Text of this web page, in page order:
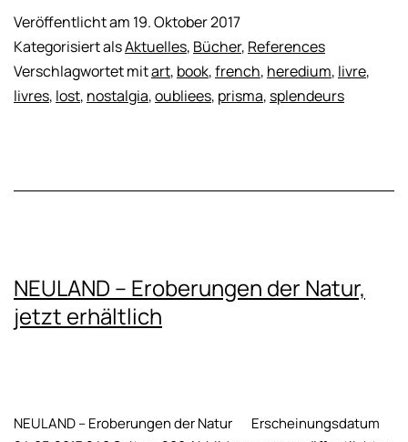
oubliées
|
HEREDIUM
/
Veröffentlicht am 19. Oktober 2017
Kategorisiert alsAktuelles, Bücher, References
Verschlagwortet mitart, book,french, heredium, livre,
livres, lost, nostalgia,oubliees, prisma, splendeurs
NEULAND – Eroberungen der Natur,
jetzt erhältlich
NEULAND – Eroberungen der Natur Erscheinungsdatum